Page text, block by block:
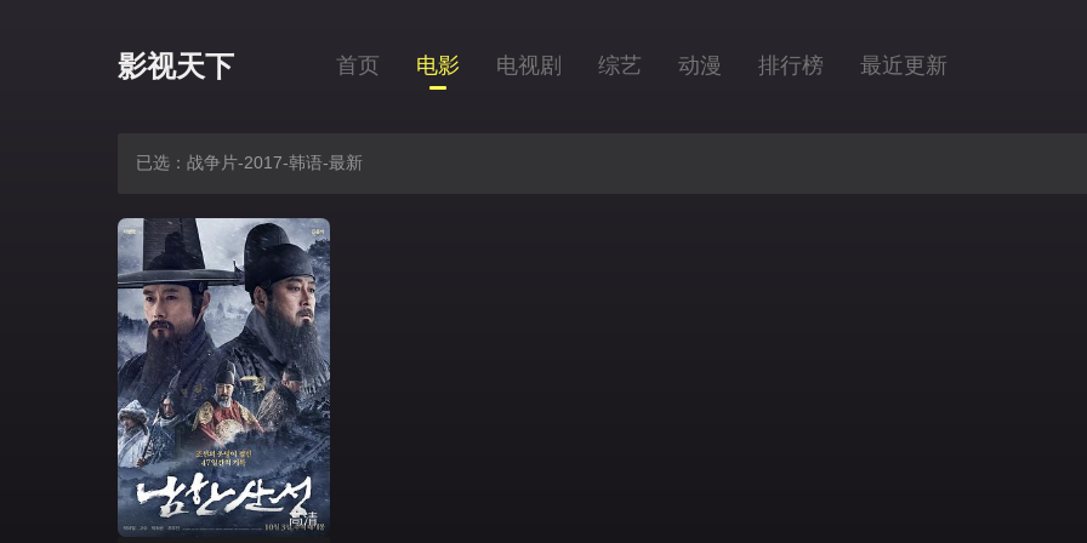
影视天下 首页 电影 电视剧 综艺 动漫 排行榜 最近更新
已选：战争片-2017-韩语-最新
高清